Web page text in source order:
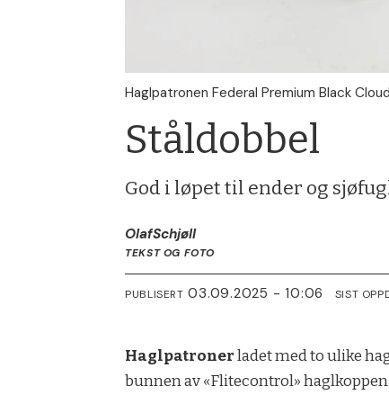
Haglpatronen Federal Premium Black
Ståldobbel
God i løpet til ender og
OlafSchjøll
TEKST OG FOTO
PUBLISERT 03.09.2025 - 10:06 SIST
Haglpatronerladet med to ulike
bunnen av «Flitecontrol»